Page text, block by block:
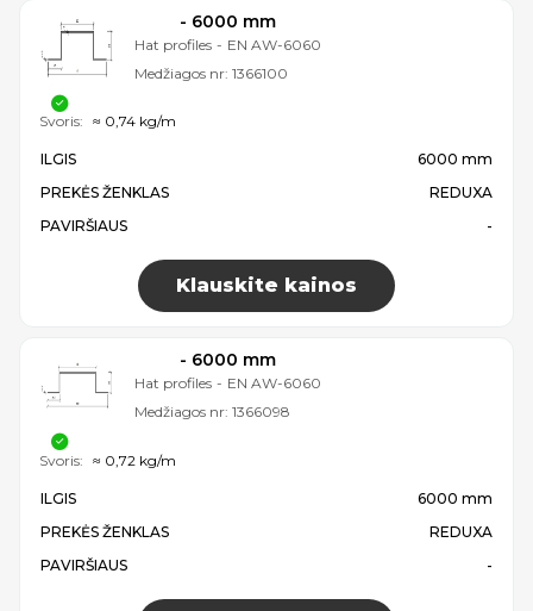
- 6000 mm
Hat profiles - EN AW-6060
Medžiagos nr: 1366100
ILGIS
6000 mm
PREKĖS ŽENKLAS
REDUXA
PAVIRŠIAUS
-
Klauskite kainos
Svoris: ≈ 0,74 kg/m
- 6000 mm
Hat profiles - EN AW-6060
Medžiagos nr: 1366098
ILGIS
6000 mm
PREKĖS ŽENKLAS
REDUXA
PAVIRŠIAUS
-
Svoris: ≈ 0,72 kg/m